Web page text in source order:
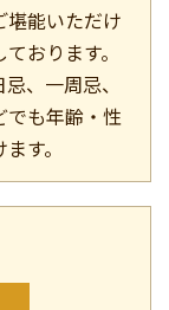
堪能いただけ
おります。
、一周忌、
でも年齢・性
す。
×